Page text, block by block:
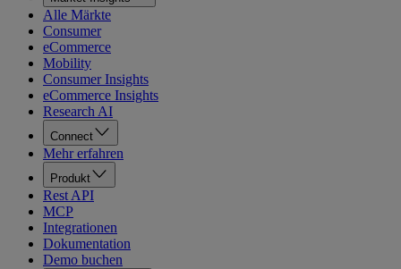
Alle Märkte
Consumer
eCommerce
Mobility
Consumer Insights
eCommerce Insights
Research AI
Connect
Mehr erfahren
Produkt
Rest API
MCP
Integrationen
Dokumentation
Demo buchen